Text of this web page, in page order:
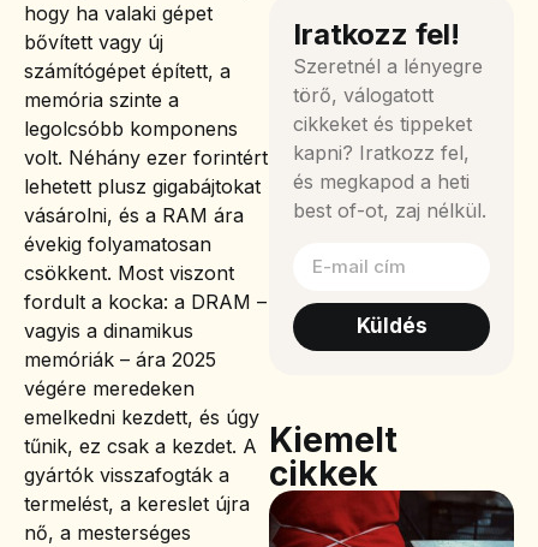
hogy ha valaki gépet
bővített vagy új
számítógépet épített, a
memória szinte a
legolcsóbb komponens
volt. Néhány ezer forintért
lehetett plusz gigabájtokat
vásárolni, és a RAM ára
évekig folyamatosan
csökkent. Most viszont
fordult a kocka: a DRAM –
vagyis a dinamikus
memóriák – ára 2025
végére meredeken
emelkedni kezdett, és úgy
tűnik, ez csak a kezdet. A
gyártók visszafogták a
termelést, a kereslet újra
nő, a mesterséges
Iratkozz fel!
Szeretnél a lényegre
törő, válogatott
cikkeket és tippeket
kapni? Iratkozz fel,
és megkapod a heti
best of-ot, zaj nélkül.
Küldés
Kiemelt
cikkek